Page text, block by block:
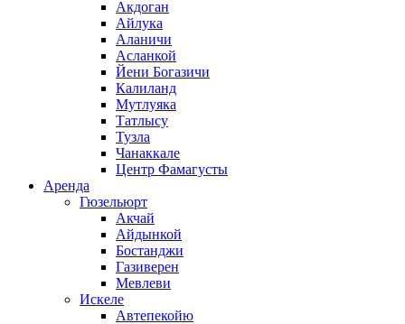
Акдоган
Айлука
Аланичи
Асланкой
Йени Богазичи
Калиланд
Мутлуяка
Татлысу
Тузла
Чанаккале
Центр Фамагусты
Аренда
Гюзельюрт
Акчай
Айдынкой
Бостанджи
Газиверен
Мевлеви
Искеле
Автепекойю